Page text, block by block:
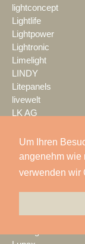
Um Ihren
angenehm wie
verwenden wir
lightconcept
Lightlife
Lightpower
Lightronic
Limelight
LINDY
Litepanels
livewelt
LK AG
LMP Pyrotechnik
LOGIC media
loop light
loud GmbH
LTT Group